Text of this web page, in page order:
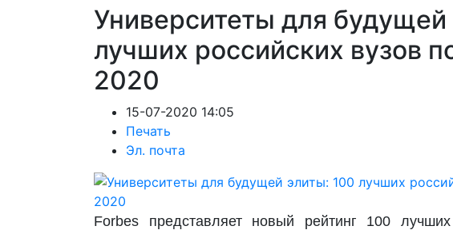
Университеты для будущей
лучших российских вузов
2020
15-07-2020 14:05
Печать
Эл. почта
Forbes представляет новый рейтинг 100